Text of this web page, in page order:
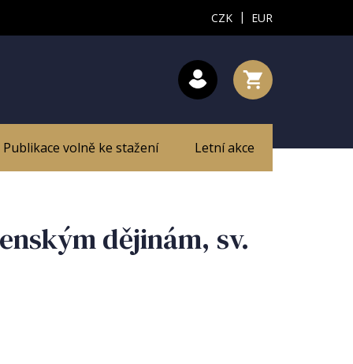
CZK | EUR
Publikace volně ke stažení Letní akce
dějinám, sv.